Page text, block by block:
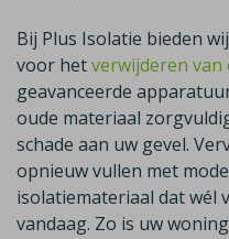
Bij Plus Isolatie bieden
voor hetverwijderen
geavanceerde
oude materiaal
schade aan uw gevel.
opnieuw vullen met
isolatiemateriaal dat wél
vandaag. Zo is uw